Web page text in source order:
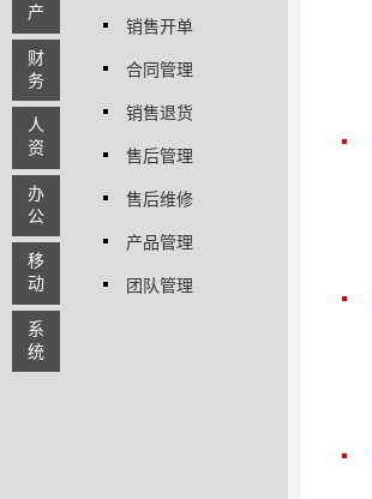
产
财
务
人
资
办
公
移
动
系
统
销售开单
合同管理
销售退货
售后管理
售后维修
产品管理
团队管理